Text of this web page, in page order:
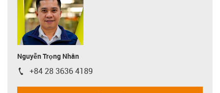
Nguyễn Trọng Nhân
igus-icon-phone
+84 28 3636 4189